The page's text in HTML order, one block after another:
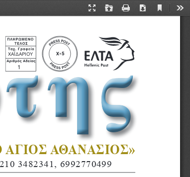
Presentation
Open Print Download
Current
210 3482341, 6992770499
ΑΘΑΝΑΣΙΟΣ»
ΧΑΪΔΑΡΙΟΥ
1
5